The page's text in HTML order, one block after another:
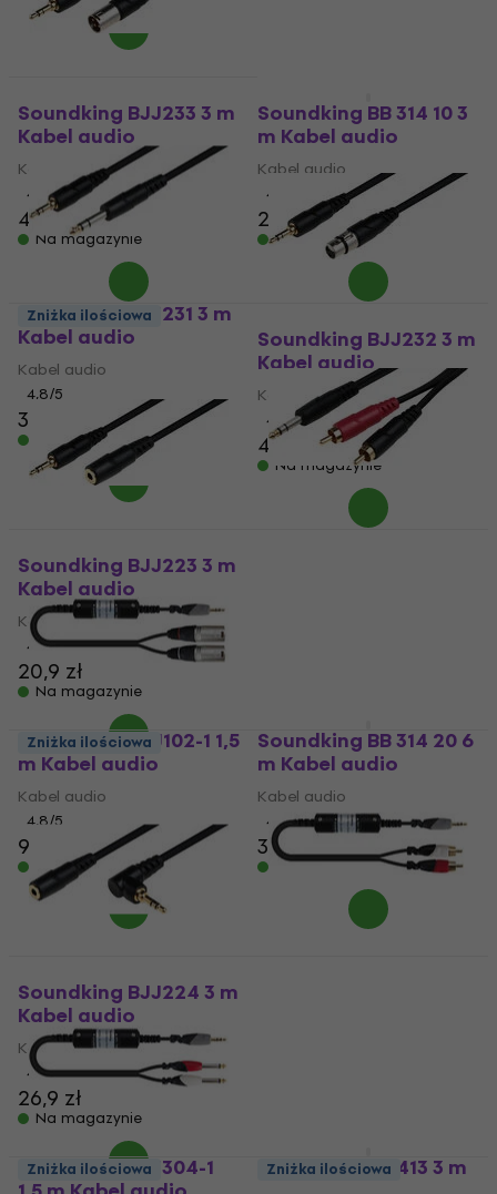
Soundking BJJ233 3 m
Kabel audio
Kabel audio
4,5 /5
40,9 zł
Na magazynie
Soundking BB 314 10 3
m Kabel audio
Kabel audio
4,7
21,9 zł
Na magazynie
Soundking BJJ231 3 m
Kabel audio
Kabel audio
4,8/5
35,9 zł
Na magazynie
Soundking BJJ232 3 m
Kabel audio
Kabel audio
4,5/5
42,9 zł
Na magazynie
Zniżka ilościowa
Soundking BJJ223 3 m
Kabel audio
Kabel audio
4,8/5
20,9 zł
Na magazynie
Soundking BXJ102-1 1,5
m Kabel audio
Kabel audio
4,8/5
94 zł
Na magazynie
Soundking BB 314 20 6
m Kabel audio
Kabel audio
4,7/5
37,9 zł
Na magazynie
Zniżka ilościowa
Soundking BJJ224 3 m
Kabel audio
Kabel audio
4,8/5
26,9 zł
Na magazynie
Soundking BJJ304-1 Soundking BB 413 3 m
Zniżka ilościowa Zniżka ilościowa